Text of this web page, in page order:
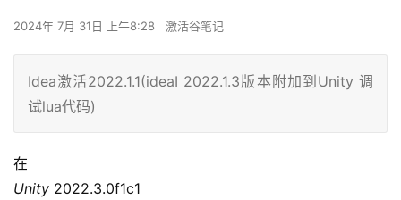
2024年 7月 31日 上午8:28 激活谷笔记
Idea激活2022.1.1(ideaI 2022.1.3版本附加到Unity 调
试lua代码)
在
Unity 2022.3.0f1c1